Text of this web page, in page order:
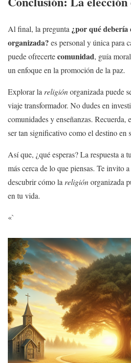
Al final, la pregunta ¿por qué
organizada? es personal y única para
puede ofrecertecomunidad, guía
un enfoque en la promoción de la paz.
Explorar la religiónorganizada puede
viaje transformador. No dudes en
comunidades y enseñanzas. Recuerda,
ser tan significativo como el destino en
Así que, ¿qué esperas? La respuesta a
más cerca de lo que piensas. Te invito
descubrir cómo la religiónorganizada
en tu vida.
«`